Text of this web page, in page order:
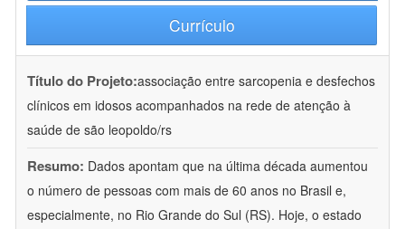
Currículo
Título do Projeto:associação entre sarcopenia e desfechos
clínicos em idosos acompanhados na rede de atenção à
saúde de são leopoldo/rs
Resumo: Dados apontam que na última década aumentou
o número de pessoas com mais de 60 anos no Brasil e,
especialmente, no Rio Grande do Sul (RS). Hoje, o estado